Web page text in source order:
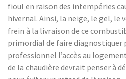
fioul en raison des intempéries
hivernal. Ainsi, la neige, le gel, le
frein à la livraison de ce
primordial de faire diagnostiquer
professionnel l’accès au
de la chaudière devrait penser à